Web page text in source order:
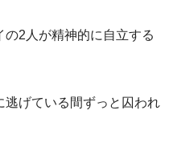
2人が精神的に自立する
逃げている間ずっと囚われ